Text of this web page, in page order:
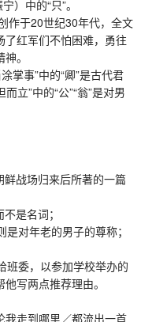
）中的“只”。
于20世纪30年代，全文
红军们不怕困难，勇往
。
事”中的“卿”是古代君
立”中的“公”“翁”是对男
战场归来后所著的一篇
是名词；
对年老的男子的尊称；
委，以参加学校举办的
写两点推荐理由。
走到哪里／都流出一首